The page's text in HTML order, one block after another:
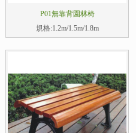
P01無靠背園林椅
規格:1.2m/1.5m/1.8m